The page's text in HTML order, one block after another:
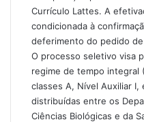
Currículo Lattes. A
condicionada à
deferimento do pedido
O processo seletivo visa
regime de tempo integral
classes A, Nível Auxiliar I,
distribuídas entre os
Ciências Biológicas e da